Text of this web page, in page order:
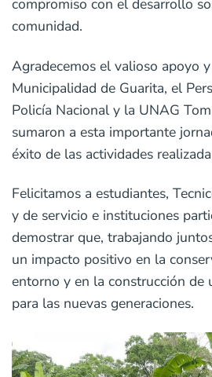
comunidad.
Agradecemos el valioso apoyo
Municipalidad de Guarita, el
Policía Nacional y la UNAG
sumaron a esta importante
éxito de las actividades
Felicitamos a estudiantes,
y de servicio e instituciones
demostrar que, trabajando
un impacto positivo en la
entorno y en la construcción de
para las nuevas generaciones.